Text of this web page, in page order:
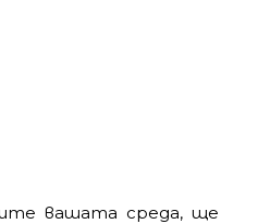
вашата среда, ще